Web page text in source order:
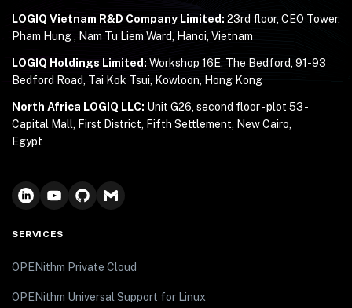
LOGIQ Vietnam R&D Company Limited: 23rd floor, CEO Tower,
Pham Hung , Nam Tu Liem Ward, Hanoi, Vietnam
LOGIQ Holdings Limited: Workshop 16E, The Bedford, 91-93
Bedford Road, Tai Kok Tsui, Kowloon, Hong Kong
North Africa LOGIQ LLC: Unit G26, second floor - plot 53 -
Capital Mall, First District, Fifth Settlement, New Cairo,
Egypt
SERVICES
OPENithm Private Cloud
OPENithm Universal Support for Linux